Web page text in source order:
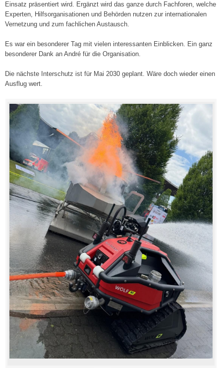
Einsatz präsentiert wird. Ergänzt wird das ganze durch Fachforen, welche
Experten, Hilfsorganisationen und Behörden nutzen zur internationalen
Vernetzung und zum fachlichen Austausch.
Es war ein besonderer Tag mit vielen interessanten Einblicken. Ein ganz
besonderer Dank an André für die Organisation.
Die nächste Interschutz ist für Mai 2030 geplant. Wäre doch wieder einen
Ausflug wert.